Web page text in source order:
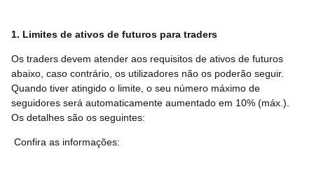
1. Limites de ativos de futuros para traders
Os traders devem atender aos requisitos de ativos de futuros
abaixo, caso contrário, os utilizadores não os poderão seguir.
Quando tiver atingido o limite, o seu número máximo de
seguidores será automaticamente aumentado em 10% (máx.).
Os detalhes são os seguintes:
Confira as informações: